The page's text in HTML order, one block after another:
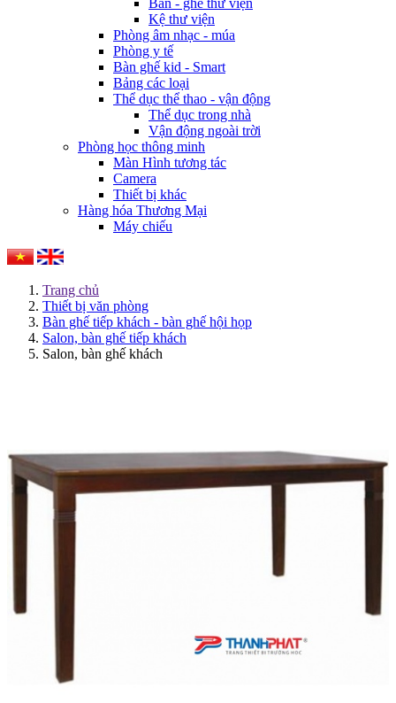
Bàn - ghế thư viện
Kệ thư viện
Phòng âm nhạc - múa
Phòng y tế
Bàn ghế kid - Smart
Bảng các loại
Thể dục thể thao - vận động
Thể dục trong nhà
Vận động ngoài trời
Phòng học thông minh
Màn Hình tương tác
Camera
Thiết bị khác
Hàng hóa Thương Mại
Máy chiếu
Trang chủ
Thiết bị văn phòng
Bàn ghế tiếp khách - bàn ghế hội họp
Salon, bàn ghế tiếp khách
Salon, bàn ghế khách